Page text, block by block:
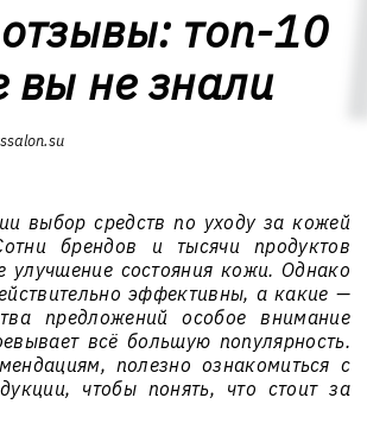
топ-10
вы не знали
выбор средств по уходу за кожей
брендов и тысячи продуктов
состояния кожи. Однако
эффективны, а какие —
предложений особое внимание
всё большую популярность.
полезно ознакомиться с
чтобы понять, что стоит за